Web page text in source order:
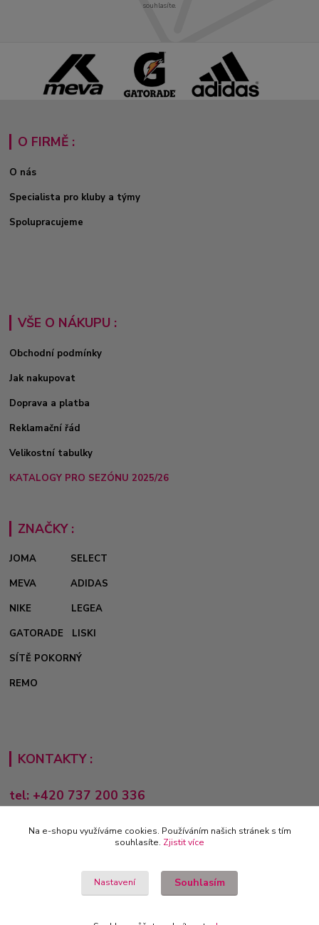
souhlasíte.
O FIRMĚ :
O nás
Specialista pro kluby a týmy
Spolupracujeme
VŠE O NÁKUPU :
Obchodní podmínky
Jak nakupovat
Doprava a platba
Reklamační řád
Velikostní tabulky
KATALOGY PRO SEZÓNU 2025/26
ZNAČKY :
JOMA
SELECT
MEVA
ADIDAS
NIKE
LEGEA
GATORADE
LISKI
SÍTĚ POKORNÝ
REMO
KONTAKTY :
tel: +420 737 200 336
Pondělí-Pátek: 8 - 17 hodin
obchod@e-sporting.cz
Na e-shopu využíváme cookies. Používáním našich stránek s tím
souhlasíte. Zjistit více
Nastavení Souhlasím